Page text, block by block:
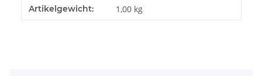
Artikelgewicht: 1,00 kg